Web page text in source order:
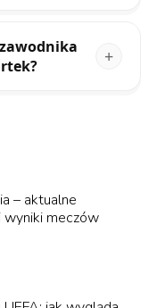
– aktualne
wyniki meczów